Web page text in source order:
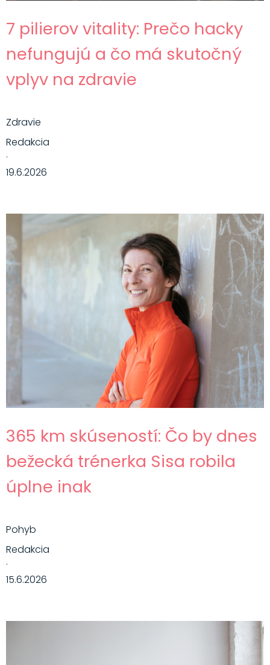
7 pilierov vitality: Prečo hacky
nefungujú a čo má skutočný
vplyv na zdravie
Zdravie
Redakcia
·
19.6.2026
365 km skúseností: Čo by dnes
bežecká trénerka Sisa robila
úplne inak
Pohyb
Redakcia
·
15.6.2026